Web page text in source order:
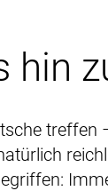
hin
treffen